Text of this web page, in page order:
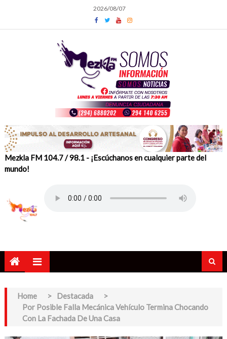
content
2026/08/07
Mezkla FM 104.7 / 98.1 - ¡Escúchanos en cualquier parte del
mundo!
Home > Destacada
>
Por Posible Falla Mecánica Vehículo Termina Chocando
Con La Fachada De Una Casa